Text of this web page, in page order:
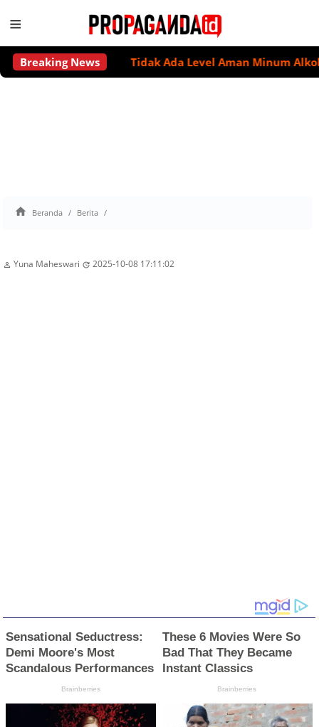
≡
Breaking News Tidak Ada Level Aman Minum Alkohol
 Beranda Berita
 Yuna Maheswari  2025-10-08 17:11:02